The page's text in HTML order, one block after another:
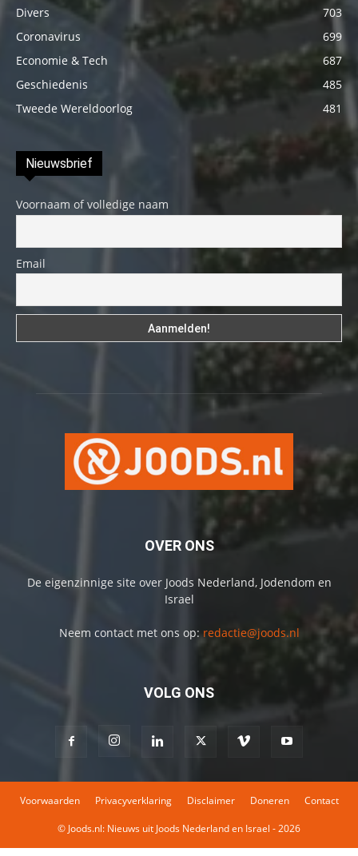
Divers
703
Coronavirus
699
Economie & Tech
687
Geschiedenis
485
Tweede Wereldoorlog
481
Nieuwsbrief
Voornaam of volledige naam
Email
OVER ONS
De eigenzinnige site over Joods Nederland, Jodendom en
Israel
Neem contact met ons op: redactie@joods.nl
VOLG ONS
Voorwaarden Privacyverklaring Disclaimer Doneren Contact
© Joods.nl: Nieuws uit Joods Nederland en Israel - 2026